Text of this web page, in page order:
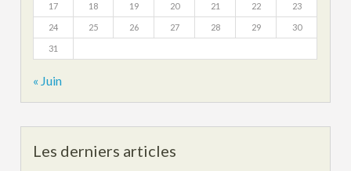
17 18 19 20 21 22 23
24 25 26 27 28 29 30
31
« Juin
Les derniers articles